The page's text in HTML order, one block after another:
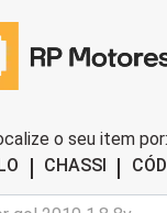
o seu item por:
| CHASSI |